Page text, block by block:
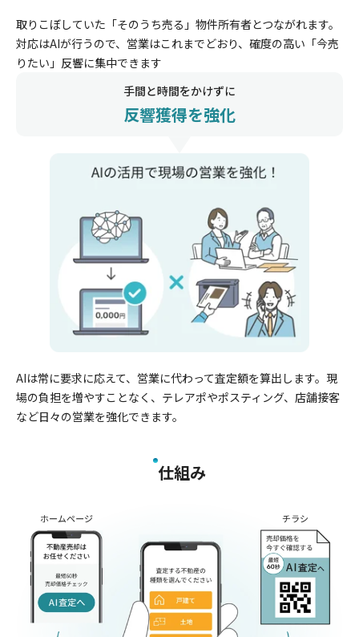
取りこぼしていた「そのうち売る」物件所有者とつながれます。
対応はAIが行うので、営業はこれまでどおり、確度の高い「今売
りたい」反響に集中できます
手間と時間をかけずに
反響獲得を強化
AIは常に要求に応えて、 営業に代わって査定額を算出します。 現
場の負担を増やすことなく、テレアポやポスティング、店舗接客
など日々の営業を強化できます。
仕組み